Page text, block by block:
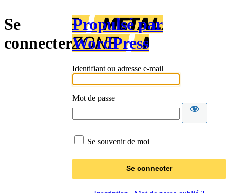
Se
connecter
Propulsé par
WordPress
Identifiant ou adresse e-mail
Mot de passe
Se souvenir de moi